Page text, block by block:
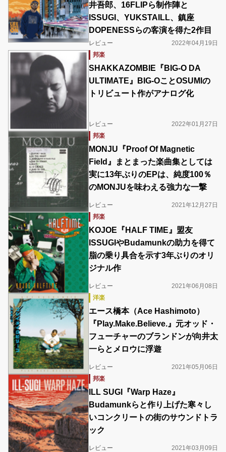
井吾郎、16FLIPら制作陣と
ISSUGI、YUKSTAILL、鎮座
DOPENESSらの客演を得た2作目
レビュー
2022年04月19日
邦楽
SHAKKAZOMBIE『BIG-O DA
ULTIMATE』BIG-OことOSUMIの
トリビュート作がアナログ化
レビュー
2022年01月27日
邦楽
MONJU『Proof Of Magnetic
Field』まとまった楽曲集としては
実に13年ぶりのEPは、純度100％
のMONJUを味わえる強力な一撃
レビュー
2021年12月27日
邦楽
KOJOE『HALF TIME』盟友
ISSUGIやBudamunkの助力を得て
脂の乗り具合を示す3年ぶりのオリ
ジナル作
レビュー
2021年06月08日
洋楽
エース橋本（Ace Hashimoto）
『Play.Make.Believe.』元オッド・
フューチャーのブランドンが向井太
一らとメロウに浮遊
レビュー
2021年05月06日
邦楽
ILL SUGI『Warp Haze』
Budamunkらと作り上げた寒々し
いコンクリートの街のサウンドトラ
ック
レビュー 2021年03月09日